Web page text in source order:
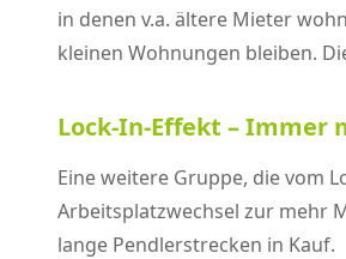
in denen v.a. ältere Mieter
kleinen Wohnungen bleiben.
Lock-In-Effekt – Immer
Eine weitere Gruppe, die vom
Arbeitsplatzwechsel zur mehr
lange Pendlerstrecken in Kauf.